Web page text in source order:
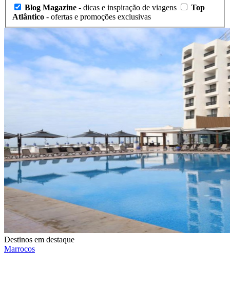
Blog Magazine - dicas e inspiração de viagens
Top
Atlântico - ofertas e promoções exclusivas
Destinos em destaque
Marrocos